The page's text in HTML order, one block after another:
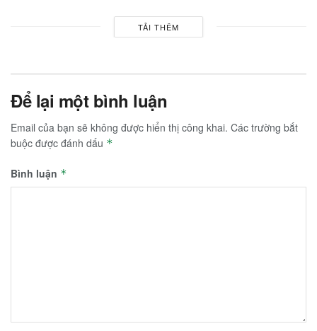
TẢI THÊM
Để lại một bình luận
Email của bạn sẽ không được hiển thị công khai. Các trường bắt
buộc được đánh dấu *
Bình luận *